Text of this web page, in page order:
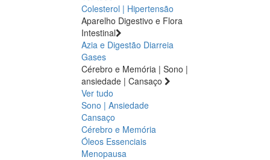
Colesterol | Hipertensão
Aparelho Digestivo e Flora
Intestinal
Azia e Digestão Diarreia
Gases
Cérebro e Memória | Sono |
ansiedade | Cansaço
Ver tudo
Sono | Ansiedade
Cansaço
Cérebro e Memória
Óleos Essenciais
Menopausa